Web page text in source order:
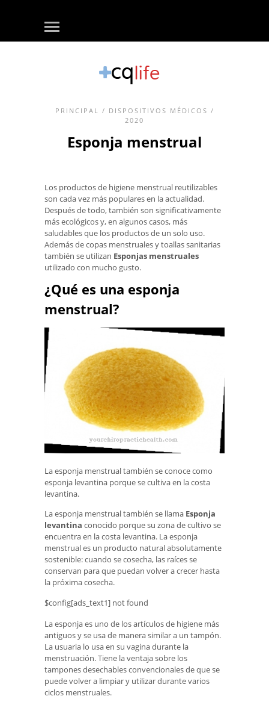
PRINCIPAL / DISPOSITIVOS MÉDICOS /
2020
Esponja menstrual
Los productos de higiene menstrual reutilizables
son cada vez más populares en la actualidad.
Después de todo, también son significativamente
más ecológicos y, en algunos casos, más
saludables que los productos de un solo uso.
Además de copas menstruales y toallas sanitarias
también se utilizan Esponjas menstruales
utilizado con mucho gusto.
¿Qué es una esponja
menstrual?
La esponja menstrual también se conoce como
esponja levantina porque se cultiva en la costa
levantina.
La esponja menstrual también se llama Esponja
levantina conocido porque su zona de cultivo se
encuentra en la costa levantina. La esponja
menstrual es un producto natural absolutamente
sostenible: cuando se cosecha, las raíces se
conservan para que puedan volver a crecer hasta
la próxima cosecha.
$config[ads_text1] not found
La esponja es uno de los artículos de higiene más
antiguos y se usa de manera similar a un tampón.
La usuaria lo usa en su vagina durante la
menstruación. Tiene la ventaja sobre los
tampones desechables convencionales de que se
puede volver a limpiar y utilizar durante varios
ciclos menstruales.